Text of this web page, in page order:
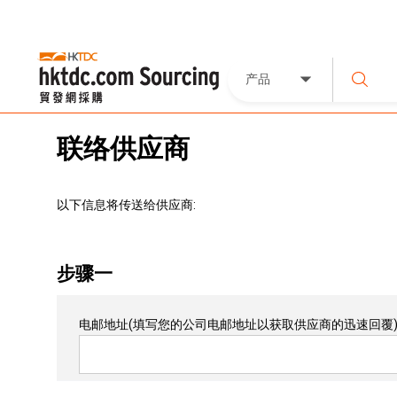
产品
联络供应商
以下信息将传送给供应商:
步骤一
电邮地址(填写您的公司电邮地址以获取供应商的迅速回覆)